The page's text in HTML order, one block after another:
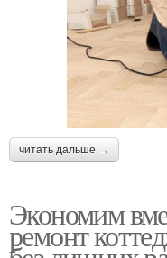
читать дальше →
Экономим
ремонт